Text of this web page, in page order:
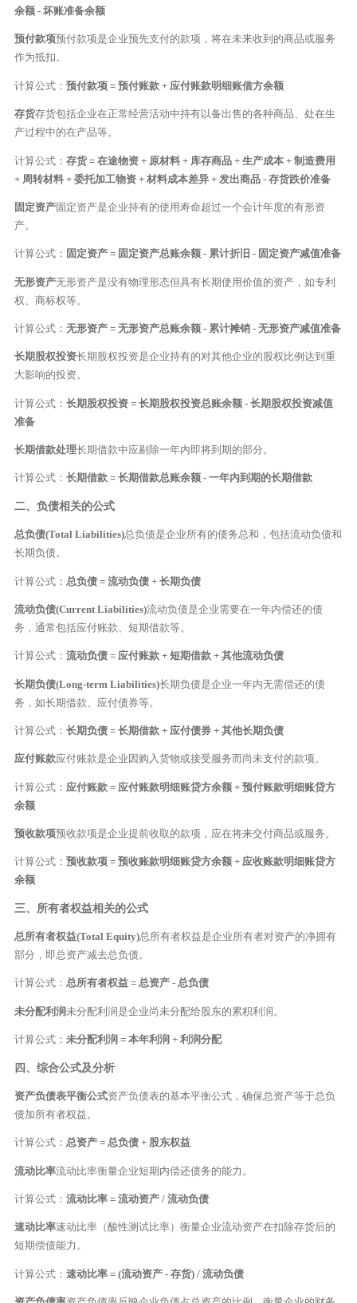
余额 - 坏账准备余额
预付款项预付款项是企业预先支付的款项，将在未来收到的商品或服务
作为抵扣。
计算公式： 预付款项 = 预付账款 + 应付账款明细账借方余额
存货存货包括企业在正常经营活动中持有以备出售的各种商品、处在生
产过程中的在产品等。
计算公式： 存货 = 在途物资 + 原材料 + 库存商品 + 生产成本 + 制造费用
+ 周转材料 + 委托加工物资 + 材料成本差异 + 发出商品 - 存货跌价准备
固定资产固定资产是企业持有的使用寿命超过一个会计年度的有形资
产。
计算公式： 固定资产 = 固定资产总账余额 - 累计折旧 - 固定资产减值准备
无形资产无形资产是没有物理形态但具有长期使用价值的资产，如专利
权、商标权等。
计算公式： 无形资产 = 无形资产总账余额 - 累计摊销 - 无形资产减值准备
长期股权投资长期股权投资是企业持有的对其他企业的股权比例达到重
大影响的投资。
计算公式： 长期股权投资 = 长期股权投资总账余额 - 长期股权投资减值
准备
长期借款处理长期借款中应剔除一年内即将到期的部分。
计算公式： 长期借款 = 长期借款总账余额 - 一年内到期的长期借款
二、负债相关的公式
总负债(Total Liabilities)总负债是企业所有的债务总和，包括流动负债和
长期负债。
计算公式： 总负债 = 流动负债 + 长期负债
流动负债(Current Liabilities)流动负债是企业需要在一年内偿还的债
务，通常包括应付账款、短期借款等。
计算公式： 流动负债 = 应付账款 + 短期借款 + 其他流动负债
长期负债(Long-term Liabilities)长期负债是企业一年内无需偿还的债
务，如长期借款、应付债券等。
计算公式： 长期负债 = 长期借款 + 应付债券 + 其他长期负债
应付账款应付账款是企业因购入货物或接受服务而尚未支付的款项。
计算公式： 应付账款 = 应付账款明细账贷方余额 + 预付账款明细账贷方
余额
预收款项预收款项是企业提前收取的款项，应在将来交付商品或服务。
计算公式： 预收款项 = 预收账款明细账贷方余额 + 应收账款明细账贷方
余额
三、所有者权益相关的公式
总所有者权益(Total Equity)总所有者权益是企业所有者对资产的净拥有
部分，即总资产减去总负债。
计算公式： 总所有者权益 = 总资产 - 总负债
未分配利润 未分配利润是企业尚未分配给股东的累积利润。
计算公式： 未分配利润 = 本年利润 + 利润分配
四、综合公式及分析
资产负债表平衡公式资产负债表的基本平衡公式，确保总资产等于总负
债加所有者权益。
计算公式： 总资产 = 总负债 + 股东权益
流动比率流动比率衡量企业短期内偿还债务的能力。
计算公式： 流动比率 = 流动资产 / 流动负债
速动比率速动比率（酸性测试比率）衡量企业流动资产在扣除存货后的
短期偿债能力。
计算公式： 速动比率 = (流动资产 - 存货) / 流动负债